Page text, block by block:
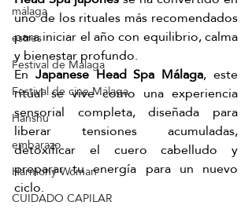
málaga
estres
Festival de Málaga
Festival de cine Málaga
Hanshu
embarazo
Harmony Woman
CUIDADO CAPILAR
uno de los rituales más recomendados
para iniciar el año con equilibrio, calma
y bienestar profundo.
En Japanese Head Spa Málaga, este
ritual se vive como una experiencia
sensorial completa, diseñada para
liberar tensiones acumuladas,
detoxificar el cuero cabelludo y
preparar tu energía para un nuevo
ciclo.